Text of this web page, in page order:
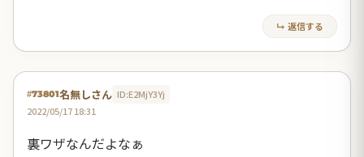
↳ 返信する
#73801名無しさん ID:E2MjY3Yj
2022/05/17 18:31
裏ワザなんだよなぁ